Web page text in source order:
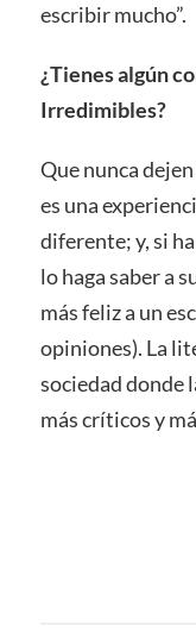
escribir mucho”.
¿Tienes algún
Irredimibles?
Que nunca
es una
diferente; y, si
lo haga saber a
más feliz a un
opiniones). La
sociedad donde
más críticos y